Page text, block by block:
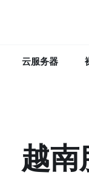
云服务器
越南